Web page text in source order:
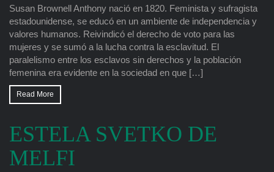
Susan Brownell Anthony nació en 1820. Feminista y sufragista
estadounidense, se educó en un ambiente de independencia y
valores humanos. Reivindicó el derecho de voto para las
mujeres y se sumó a la lucha contra la esclavitud. El
paralelismo entre los esclavos sin derechos y la población
femenina era evidente en la sociedad en que […]
Read More
ESTELA SVETKO DE
MELFI